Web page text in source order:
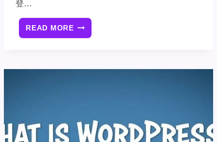
登…
READ MORE [WORDPRESS
建
础
录
地